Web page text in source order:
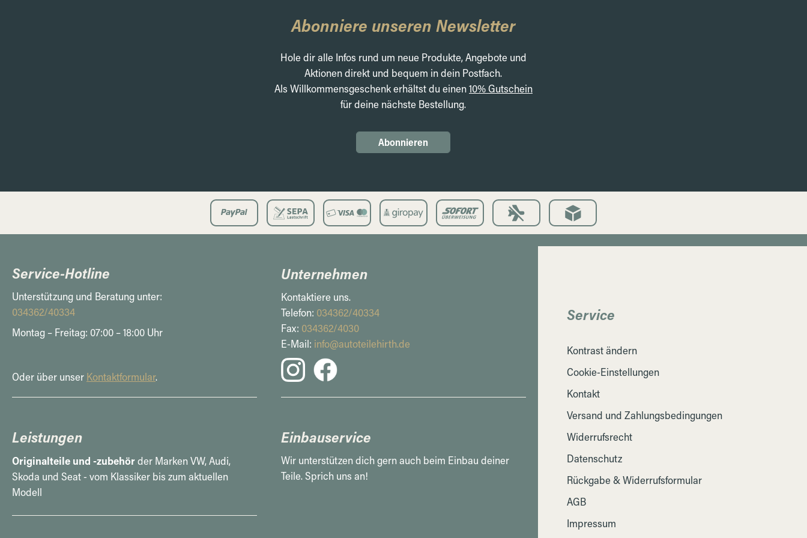
Abonniere unseren Newsletter
Hole dir alle Infos rund um neue Produkte, Angebote und
Aktionen direkt und bequem in dein Postfach.
Als Willkommensgeschenk erhältst du einen10% Gutschein
für deine nächste Bestellung.
Abonnieren
Service-Hotline
Unterstützung und Beratung unter:
034362/40334
Montag – Freitag: 07:00 – 18:00 Uhr
Oder über unser Kontaktformular.
Unternehmen
Kontaktiere uns.
Telefon: 034362/40334
Fax: 034362/4030
E-Mail: info@autoteilehirth.de
Leistungen
Originalteile und -zubehörder Marken VW, Audi,
Skoda und Seat - vom Klassiker bis zum aktuellen
Modell
Einbauservice
Wir unterstützen dich gern auch beim Einbau deiner
Teile. Sprich uns an!
Service
Kontrast ändern
Cookie-Einstellungen
Kontakt
Versand und Zahlungsbedingungen
Widerrufsrecht
Datenschutz
Rückgabe & Widerrufsformular
AGB
Impressum